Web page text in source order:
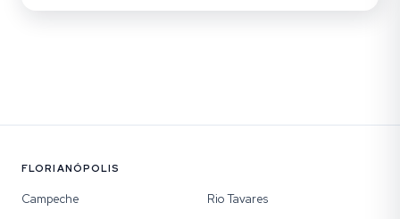
FLORIANÓPOLIS
Campeche
Rio Tavares